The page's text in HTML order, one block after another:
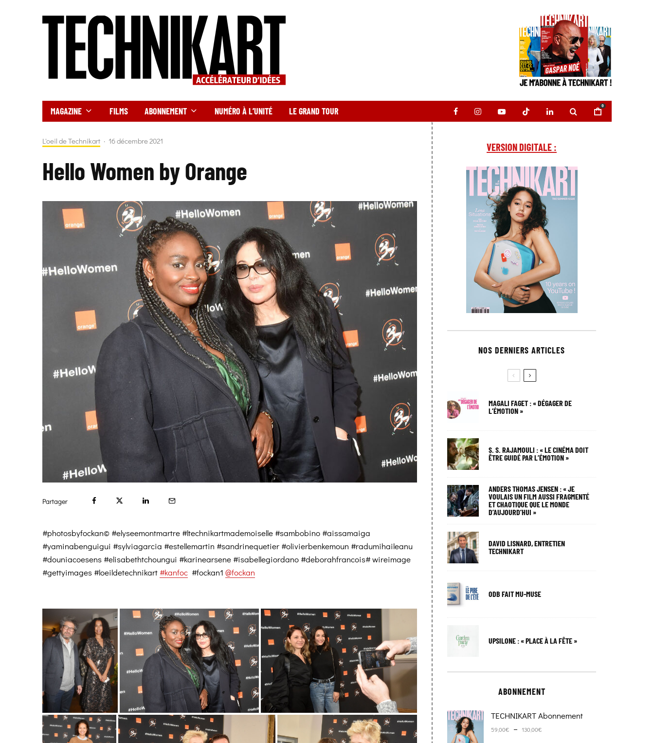
MAGAZINE FILMS ABONNEMENT NUMÉRO À L’UNITÉ LE GRAND TOUR 0
L'oeil de Technikart · 16 décembre 2021
Hello Women by Orange
Partager
#photosbyfockan© #elyseemontmartre #ltechnikartmademoiselle #sambobino #aissamaiga
#yaminabenguigui #sylviagarcia #estellemartin #sandrinequetier #olivierbenkemoun #radumihaileanu
#douniacoesens #elisabethtchoungui #karinearsene #isabellegiordano #deborahfrancois# wireimage
#gettyimages #loeildetechnikart #kanfoc #fockan1 @fockan
VERSION DIGITALE :
NOS DERNIERS ARTICLES
MAGALI FAGET : « DÉGAGER DE
L’ÉMOTION »
S. S. RAJAMOULI : « LE CINÉMA DOIT
ÊTRE GUIDÉ PAR L’ÉMOTION »
ANDERS THOMAS JENSEN : « JE
VOULAIS UN FILM AUSSI FRAGMENTÉ
ET CHAOTIQUE QUE LE MONDE
D’AUJOURD’HUI »
DAVID LISNARD, ENTRETIEN
TECHNIKART
ODB FAIT MU-MUSE
UPSILONE : « PLACE À LA FÊTE »
ABONNEMENT
TECHNIKART Abonnement
59,00€ – 130,00€